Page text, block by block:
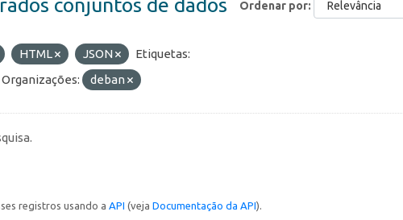
Ordenar por
conjuntos de dados
HTML JSON
Etiquetas:
Organizações: deban
registros usando a API (veja Documentação da API).